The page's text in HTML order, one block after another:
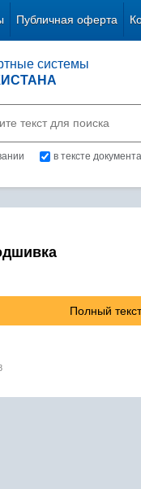
Публичная оферта
системы
в тексте документа
Полный